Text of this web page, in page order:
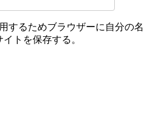
するためブラウザーに自分の名
トを保存する。